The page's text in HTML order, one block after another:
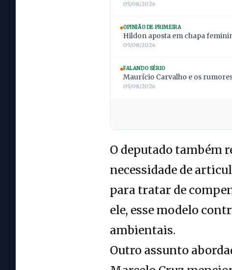
05/08/2026
OPINIÃO DE PRIMEIRA
Hildon aposta em chapa
05/08/2026
FALANDO SÉRIO
Maurício Carvalho e os
05/08/2026
O deputado também
necessidade de
para tratar de
ele, esse modelo
ambientais.
Outro assunto